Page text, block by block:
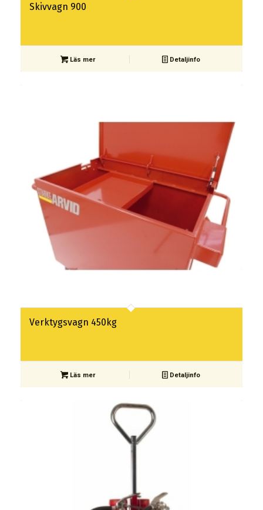
Skivvagn 900
Läs mer Detaljinfo
Verktygsvagn 450kg
Läs mer Detaljinfo